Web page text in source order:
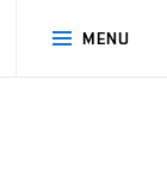
MENU